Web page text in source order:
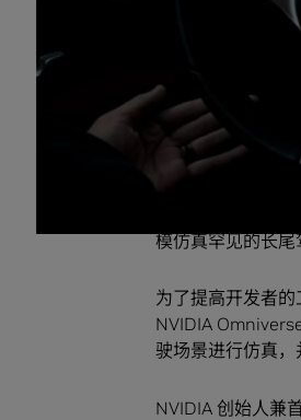
练到车端部署的
Alpamayo 2
能够实现类人的
为了实际上路部
RL) 平台。
模仿真罕见的长尾
为了提高开发者
NVIDIA
驶场景进行仿真，
NVIDIA 创始人兼